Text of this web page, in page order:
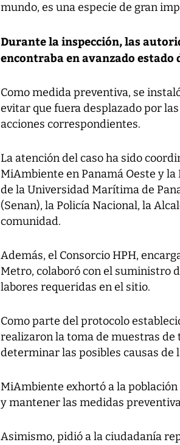
mundo, es una especie de gran
Durante la inspección, las
encontraba en avanzado estado
Como medida preventiva, se
evitar que fuera desplazado por
acciones correspondientes.
La atención del caso ha sido
MiAmbiente en Panamá Oeste y
de la Universidad Marítima de
(Senan), la Policía Nacional, la
comunidad.
Además, el Consorcio HPH,
Metro, colaboró con el suministro
labores requeridas en el sitio.
Como parte del protocolo
realizaron la toma de muestras de
determinar las posibles causas de
MiAmbiente exhortó a la
y mantener las medidas
Asimismo, pidió a la ciudadanía